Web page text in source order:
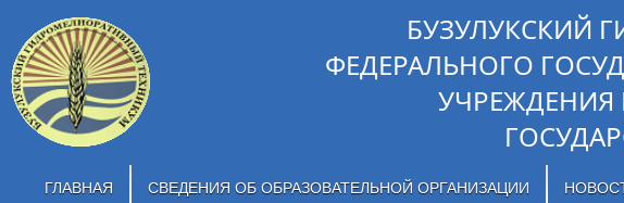
БУЗУЛУКСКИЙ
ФЕДЕРАЛЬНОГО
УЧРЕЖДЕНИЯ
ГЛАВНАЯ СВЕДЕНИЯ ОБ ОБРАЗОВАТЕЛЬНОЙ ОРГАНИЗАЦИИ